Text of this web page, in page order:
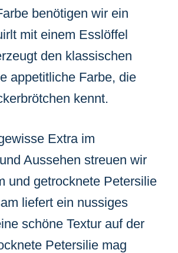
benötigen wir ein
mit einem Esslöffel
den klassischen
appetitliche Farbe, die
kennt.
Extra im
Aussehen streuen wir
und getrocknete Petersilie
liefert ein nussiges
schöne Textur auf der
Petersilie mag